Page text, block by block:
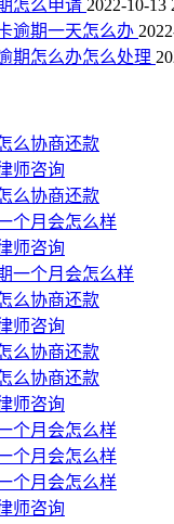
怎么申请 2022-10-13
逾期一天怎么办
期怎么办怎么处理
么协商还款
师咨询
么协商还款
个月会怎么样
师咨询
一个月会怎么样
么协商还款
师咨询
么协商还款
么协商还款
师咨询
个月会怎么样
个月会怎么样
个月会怎么样
师咨询